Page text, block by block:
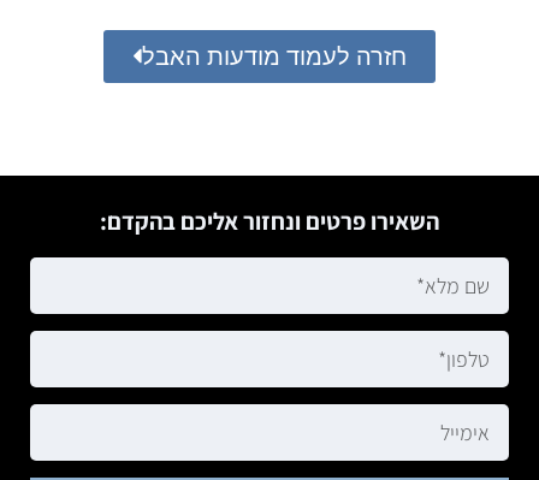
חזרה לעמוד מודעות האבל
השאירו פרטים ונחזור אליכם בהקדם: